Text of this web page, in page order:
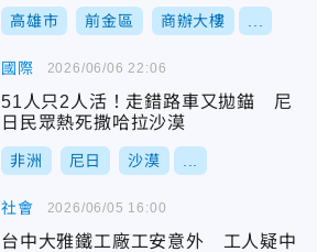
高雄市 前金區 商辦大樓
國際
51人只2人活！走錯路車又拋錨 尼
日民眾熱死撒哈拉沙漠
非洲 尼日 沙漠
2026/06/06 22:06
社會
台中大雅鐵工廠工安意外 工人疑中
2026/06/05 16:00